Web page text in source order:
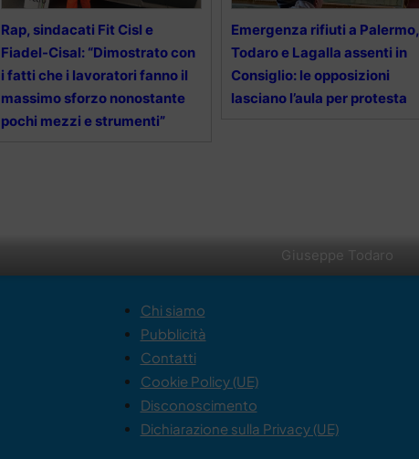
Giuseppe Todaro
Rap, sindacati Fit Cisl e
Fiadel-Cisal: “Dimostrato con
i fatti che i lavoratori fanno il
massimo sforzo nonostante
pochi mezzi e strumenti”
Emergenza rifiuti a Palermo,
Todaro e Lagalla assenti in
Consiglio: le opposizioni
lasciano l’aula per protesta
Chi siamo
Pubblicità
Contatti
Cookie Policy (UE)
Disconoscimento
Dichiarazione sulla Privacy (UE)